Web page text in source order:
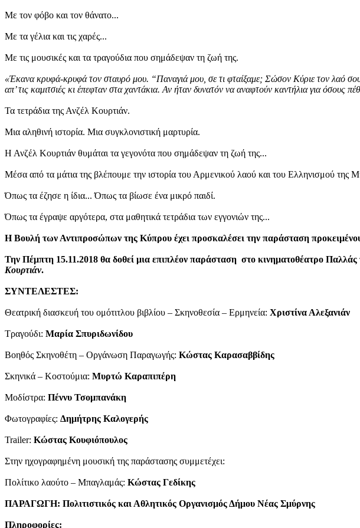
Με τον φόβο και τον θάνατο...
Με τα γέλια και τις χαρές...
Με τις μουσικές και τα τραγούδια που σημάδεψαν τη ζωή της.
«Έκανα κρυφά-κρυφά τον σταυρό μου. “Παναγιά μου, σε τι φταίξαμε; Σώσον Κύριε τον λαό
απ’ τις καμιτσιές κι έπεφταν στα χαντάκια. Αν ήταν δυνατόν να αναφτούν καντήλια για όσους
Τα τετράδια της Ανζέλ Κουρτιάν.
Μια αληθινή ιστορία. Μια συγκλονιστική μαρτυρία.
Η Ανζέλ Κουρτιάν θυμάται τα γεγονότα που σημάδεψαν τη ζωή της...
Μέσα από τα μάτια της βλέπουμε την ιστορία του Αρμενικού λαού και του Ελληνισμού της
Όπως τα έζησε η ίδια... Όπως τα βίωσε ένα μικρό παιδί.
Όπως τα έγραψε αργότερα, στα μαθητικά τετράδια των εγγονιών της...
Η Βουλή των Αντιπροσώπων της Κύπρου έχει προσκαλέσει την παράσταση
Την Πέμπτη 15.11.2018 θα δοθεί μια επιπλέον παράσταση στο κινηματοθέατρο
Κουρτιάν.
ΣΥΝΤΕΛΕΣΤΕΣ:
Θεατρική διασκευή του ομότιτλου βιβλίου – Σκηνοθεσία – Ερμηνεία: Χριστίνα Αλεξανιάν
Τραγούδι: Μαρία Σπυριδωνίδου
Βοηθός Σκηνοθέτη – Οργάνωση Παραγωγής: Κώστας Καρασαββίδης
Σκηνικά – Κοστούμια: Μυρτώ Καραπιπέρη
Μοδίστρα: Πέννυ Τσομπανάκη
Φωτογραφίες: Δημήτρης Καλογερής
Trailer: Κώστας Κουφιόπουλος
Στην ηχογραφημένη μουσική της παράστασης συμμετέχει:
Πολίτικο λαούτο – Μπαγλαμάς: Κώστας Γεδίκης
ΠΑΡΑΓΩΓΗ: Πολιτιστικός και Αθλητικός Οργανισμός Δήμου Νέας Σμύρνης
Πληροφορίες: